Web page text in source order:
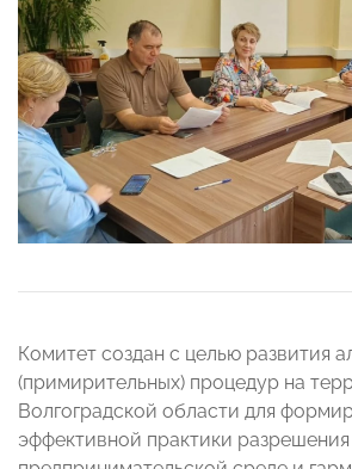
Комитет создан с целью развития
(примирительных) процедур на
Волгоградской области для
эффективной практики